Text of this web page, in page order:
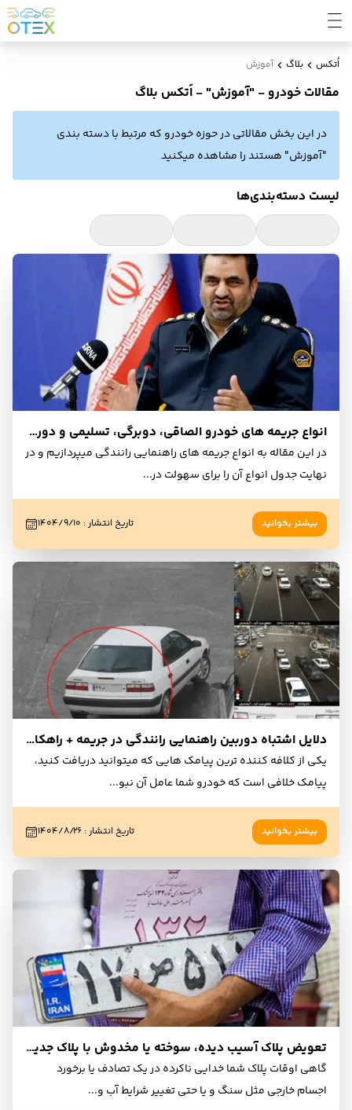
اُتکس بلاگ آموزش
مقالات خودرو - "آموزش" - اُتکس بلاگ
در این بخش مقالاتی در حوزه خودرو که مرتبط با دسته بندی
"آموزش" هستند را مشاهده میکنید
لیست دسته‌بندی‌ها
انواع جریمه های خودرو الصاقی، دوبرگی، تسلیمی و دوربین + جدول مقایسه
در این مقاله به انواع جریمه های راهنمایی رانندگی میپردازیم و در
نهایت جدول انواع آن را برای سهولت در...
بیشتر بخوانید تاریخ انتشار: ۱۴۰۴/۹/۱۰
دلایل اشتباه دوربین راهنمایی رانندگی در جریمه + راهکار رفع و حذف آن
یکی از کلافه کننده ترین پیامک هایی که میتوانید دریافت کنید،
پیامک خلافی است که خودرو شما عامل آن نبو...
بیشتر بخوانید تاریخ انتشار: ۱۴۰۴/۸/۲۶
تعویض پلاک آسیب دیده، سوخته یا مخدوش با پلاک جدید و نو + مراحل کامل
گاهی اوقات پلاک شما خدایی ناکرده در یک تصادف یا برخورد
اجسام خارجی مثل سنگ و یا حتی تغییر شرایط آب و...